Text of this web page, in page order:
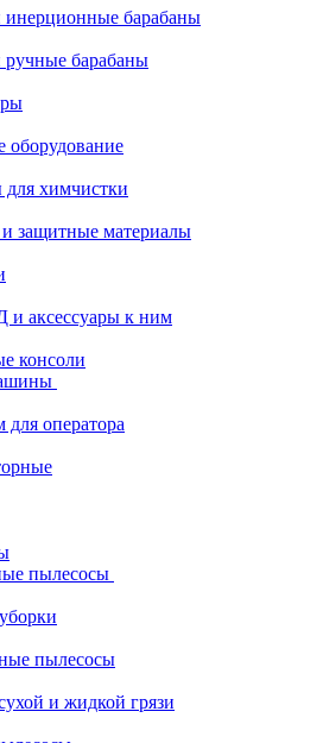
барабаны
барабаны
оборудование
химчистки
защитные материалы
аксессуары к ним
консоли
для оператора
пылесосы
пылесосы
и жидкой грязи